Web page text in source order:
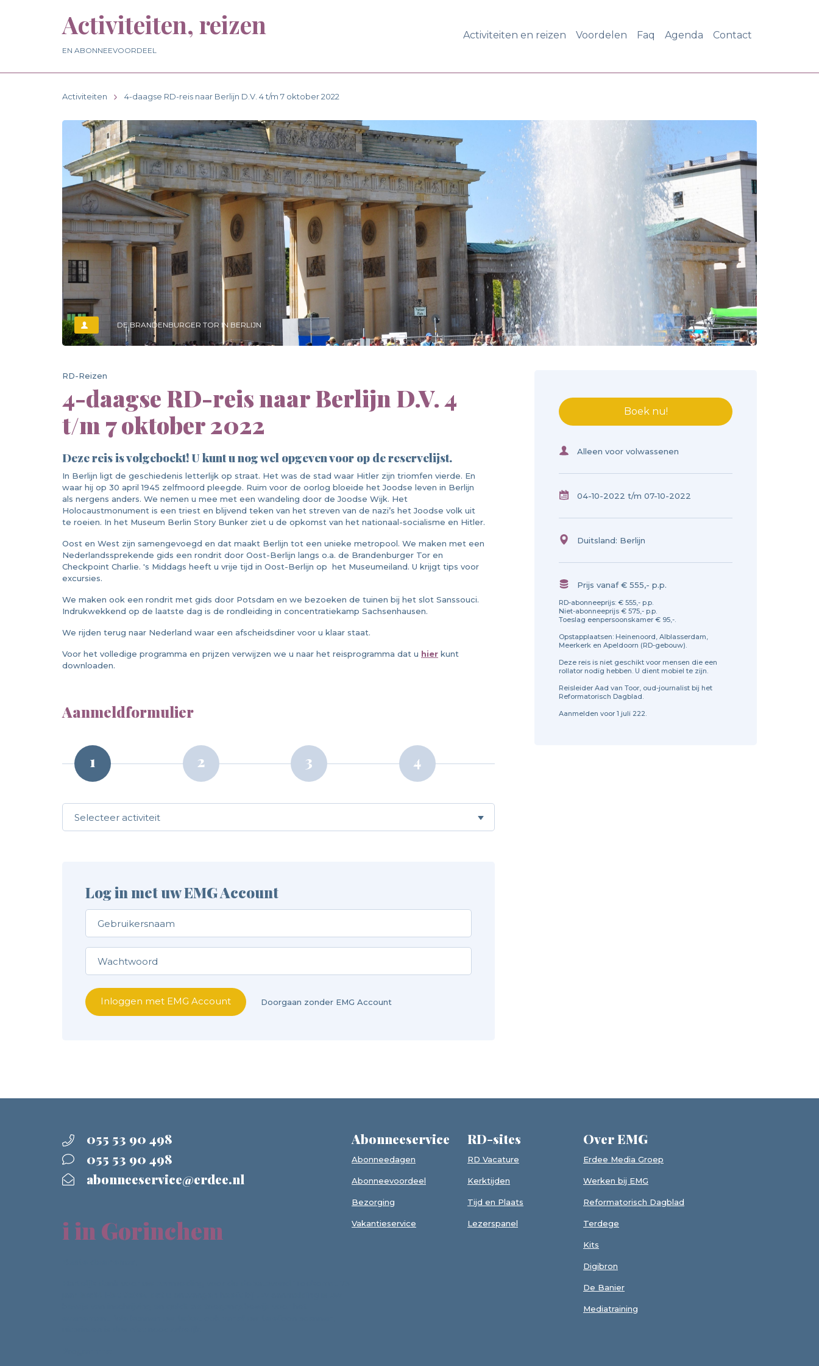
Activiteiten, reizen
EN ABONNEEVOORDEEL
Activiteiten en reizen Voordelen Faq Agenda Contact
Activiteiten 4-daagse RD-reis naar Berlijn D.V. 4 t/m 7 oktober 2022
DE BRANDENBURGER TOR IN BERLIJN
RD-Reizen
4-daagse RD-reis naar Berlijn D.V. 4
t/m 7 oktober 2022
Deze reis is volgeboekt! U kunt u nog wel opgeven voor op de reservelijst.
In Berlijn ligt de geschiedenis letterlijk op straat. Het was de stad waar Hitler zijn triomfen vierde. En
waar hij op 30 april 1945 zelfmoord pleegde. Ruim voor de oorlog bloeide het Joodse leven in Berlijn
als nergens anders. We nemen u mee met een wandeling door de Joodse Wijk. Het
Holocaustmonument is een triest en blijvend teken van het streven van de nazi’s het Joodse volk uit
te roeien. In het Museum Berlin Story Bunker ziet u de opkomst van het nationaal-socialisme en Hitler.
Oost en West zijn samengevoegd en dat maakt Berlijn tot een unieke metropool. We maken met een
Nederlandssprekende gids een rondrit door Oost-Berlijn langs o.a. de Brandenburger Tor en
Checkpoint Charlie. 's Middags heeft u vrije tijd in Oost-Berlijn op het Museumeiland. U krijgt tips voor
excursies.
We maken ook een rondrit met gids door Potsdam en we bezoeken de tuinen bij het slot Sanssouci.
Indrukwekkend op de laatste dag is de rondleiding in concentratiekamp Sachsenhausen.
We rijden terug naar Nederland waar een afscheidsdiner voor u klaar staat.
Voor het volledige programma en prijzen verwijzen we u naar het reisprogramma dat u hier kunt
downloaden.
Aanmeldformulier
Call me back by fax
1 2 3 4
Log in met uw EMG Account
Inloggen met EMG Account Doorgaan zonder EMG Account
Boek nu!
Alleen voor volwassenen
04-10-2022 t/m 07-10-2022
Duitsland: Berlijn
Prijs vanaf € 555,- p.p.
RD-abonneeprijs: € 555,- p.p.
Niet-abonneeprijs € 575,- p.p.
Toeslag eenpersoonskamer € 95,-.
Opstapplaatsen: Heinenoord, Alblasserdam,
Meerkerk en Apeldoorn (RD-gebouw).
Deze reis is niet geschikt voor mensen die een
rollator nodig hebben. U dient mobiel te zijn.
Reisleider Aad van Toor, oud-journalist bij het
Reformatorisch Dagblad.
Aanmelden voor 1 juli 222.
055 53 90 498
055 53 90 498
abonneeservice@erdee.nl
i in Gorinchem
Abonneeservice
Abonneedagen
Abonneevoordeel
Bezorging
Vakantieservice
RD-sites
RD Vacature
Kerktijden
Tijd en Plaats
Lezerspanel
Over EMG
Erdee Media Groep
Werken bij EMG
Reformatorisch Dagblad
Terdege
Kits
Digibron
De Banier
Mediatraining